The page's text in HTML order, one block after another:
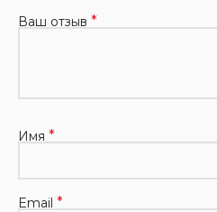
Ваш отзыв *
Имя *
Email *